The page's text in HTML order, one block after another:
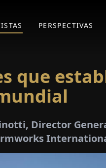
PERSPECTIVAS
que
Director